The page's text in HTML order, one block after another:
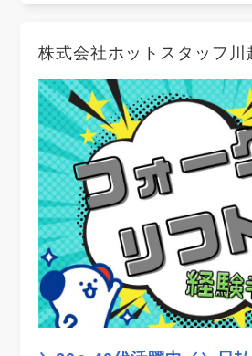
株式会社ホットスタッフ